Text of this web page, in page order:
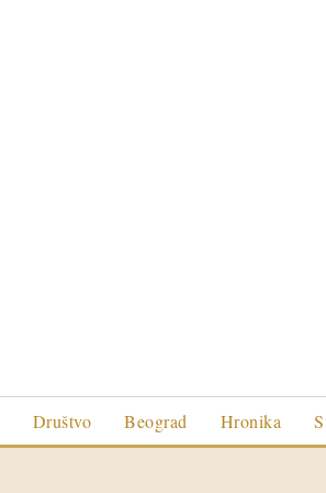
Društvo Beograd Hronika